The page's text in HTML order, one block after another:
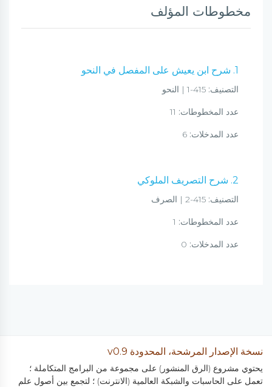
مخطوطات المؤلف
1. شرح ابن يعيش على المفصل في النحو
التصنيف:
عدد المخطوطات:
عدد المدخلات:
2. شرح التصريف الملوكي
التصنيف:
عدد المخطوطات:
عدد المدخلات:
نسخة الإصدار المرشحة، المحدودة v0.9
يحتوي مشروع (الرق المنشور) على مجموعة من البرامج المتكاملة ؛
تعمل على الحاسبات والشبكة العالمية (الانترنت) ؛ لتجمع بين أصول علم